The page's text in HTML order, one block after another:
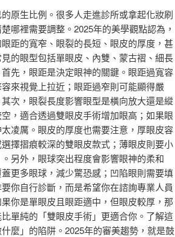
原生比例。很多人走進診所或拿起化妝刷
哪裡需要調整。2025年的美學觀點認為，
距的寬窄、眼裂的長短、眼皮的厚度，甚
的眼型包括單眼皮、內雙、蒙古褶、細長
先，眼距是決定眼神的關鍵。眼距過寬容
來視覺上拉近；眼距過窄則可能顯得嚴
次，眼裂長度影響眼型是橫向放大還是縱
，適合透過雙眼皮手術增加眼高；如果眼
凌厲。眼皮的厚度也需要注意，厚眼皮容
擇摺痕較深的雙眼皮款式；薄眼皮則要小
另外，眼球突出程度會影響眼神的柔和
更多眼球，減少驚恐感；凹陷眼則需要填
你自行診斷，而是希望你在諮詢專業人員
你是單眼皮且眼距適中，但眼皮較厚，那
單純的「雙眼皮手術」更適合你。了解這
麼」的陷阱。2025年的審美趨勢，就是鼓